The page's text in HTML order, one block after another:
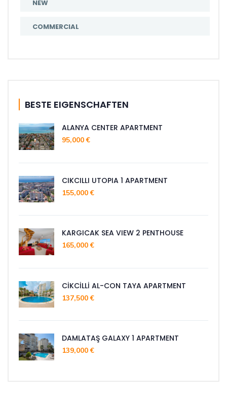
NEW
COMMERCIAL
BESTE EIGENSCHAFTEN
ALANYA CENTER APARTMENT
95,000 €
CIKCILLI UTOPIA 1 APARTMENT
155,000 €
KARGICAK SEA VIEW 2 PENTHOUSE
165,000 €
CİKCİLLİ AL-CON TAYA APARTMENT
137,500 €
DAMLATAŞ GALAXY 1 APARTMENT
139,000 €